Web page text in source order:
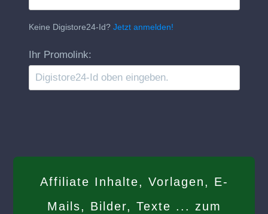
Keine Digistore24-Id? Jetzt anmelden!
Ihr Promolink:
Affiliate Inhalte, Vorlagen, E-
Mails, Bilder, Texte ... zum